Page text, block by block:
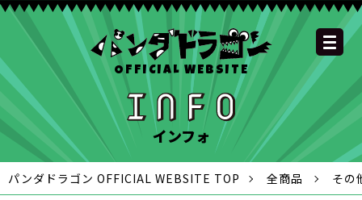
OFFICIAL WEBSITEOFFICIAL SITE TOP
NEWS MEMBER
SCHEDULE DISCOGRAPHY
GOODS
FAQ CONTACT
YOUTUBE
CHANNEL
INSTAGRAM
OFFICIAL
TWITTER
OFFICIAL LINE
ACCOUNT
OFFICIAL
TIKTOK
インフォ
パンダドラゴン OFFICIAL WEBSITE TOP 全商品 その